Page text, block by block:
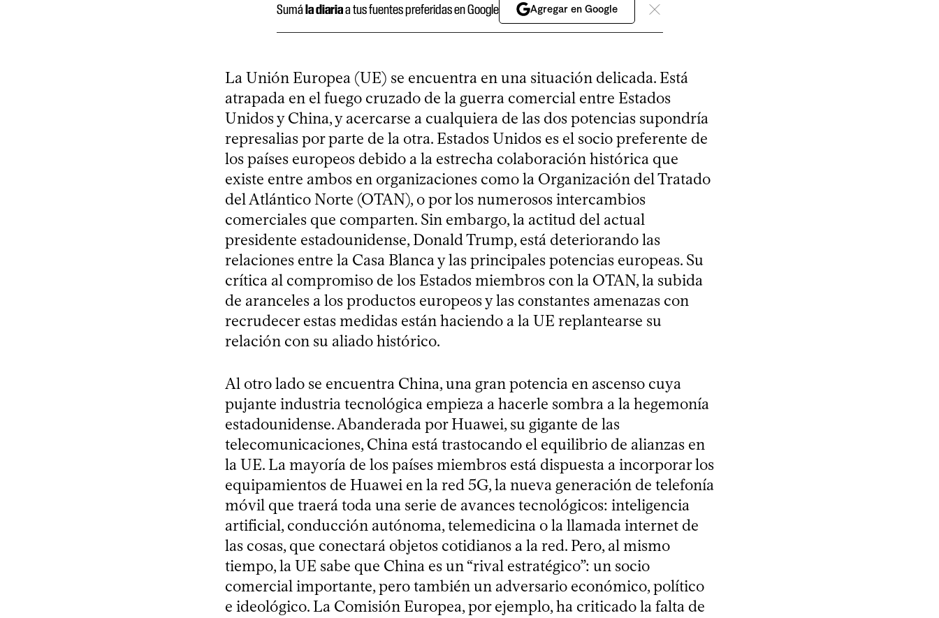
Sumála diariaa tus fuentes preferidas en Google Agregar en Google
La Unión Europea (UE) se encuentra en una situación delicada. Está
atrapada en el fuego cruzado de la guerra comercial entre Estados
Unidos y China, y acercarse a cualquiera de las dos potencias supondría
represalias por parte de la otra. Estados Unidos es el socio preferente de
los países europeos debido a la estrecha colaboración histórica que
existe entre ambos en organizaciones como la Organización del Tratado
del Atlántico Norte (OTAN), o por los numerosos intercambios
comerciales que comparten. Sin embargo, la actitud del actual
presidente estadounidense, Donald Trump, está deteriorando las
relaciones entre la Casa Blanca y las principales potencias europeas. Su
crítica al compromiso de los Estados miembros con la OTAN, la subida
de aranceles a los productos europeos y las constantes amenazas con
recrudecer estas medidas están haciendo a la UE replantearse su
relación con su aliado histórico.
Al otro lado se encuentra China, una gran potencia en ascenso cuya
pujante industria tecnológica empieza a hacerle sombra a la hegemonía
estadounidense. Abanderada por Huawei, su gigante de las
telecomunicaciones, China está trastocando el equilibrio de alianzas en
la UE. La mayoría de los países miembros está dispuesta a incorporar los
equipamientos de Huawei en la red 5G, la nueva generación de telefonía
móvil que traerá toda una serie de avances tecnológicos: inteligencia
artificial, conducción autónoma, telemedicina o la llamada internet de
las cosas, que conectará objetos cotidianos a la red. Pero, al mismo
tiempo, la UE sabe que China es un “rival estratégico”: un socio
comercial importante, pero también un adversario económico, político
e ideológico. La Comisión Europea, por ejemplo, ha criticado la falta de